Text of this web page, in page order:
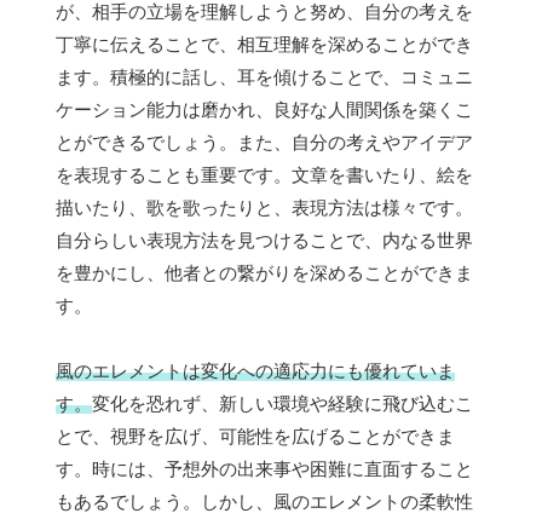
が、相手の立場を理解しようと努め、自分の考えを
丁寧に伝えることで、相互理解を深めることができ
ます。積極的に話し、耳を傾けることで、コミュニ
ケーション能力は磨かれ、良好な人間関係を築くこ
とができるでしょう。また、自分の考えやアイデア
を表現することも重要です。文章を書いたり、絵を
描いたり、歌を歌ったりと、表現方法は様々です。
自分らしい表現方法を見つけることで、内なる世界
を豊かにし、他者との繋がりを深めることができま
す。
風のエレメントは変化への適応力にも優れていま
す。変化を恐れず、新しい環境や経験に飛び込むこ
とで、視野を広げ、可能性を広げることができま
す。時には、予想外の出来事や困難に直面すること
もあるでしょう。しかし、風のエレメントの柔軟性